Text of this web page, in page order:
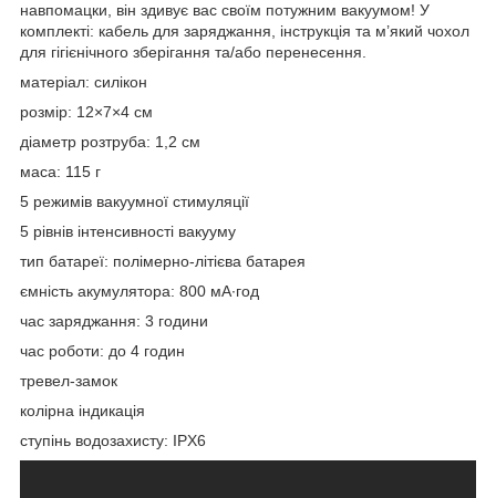
навпомацки, він здивує вас своїм потужним вакуумом! У
комплекті: кабель для заряджання, інструкція та м’який чохол
для гігієнічного зберігання та/або перенесення.
матеріал: силікон
розмір: 12×7×4 см
діаметр розтруба: 1,2 см
маса: 115 г
5 режимів вакуумної стимуляції
5 рівнів інтенсивності вакууму
тип батареї: полімерно-літієва батарея
ємність акумулятора: 800 мА∙год
час заряджання: 3 години
час роботи: до 4 годин
тревел-замок
колірна індикація
ступінь водозахисту: IPX6